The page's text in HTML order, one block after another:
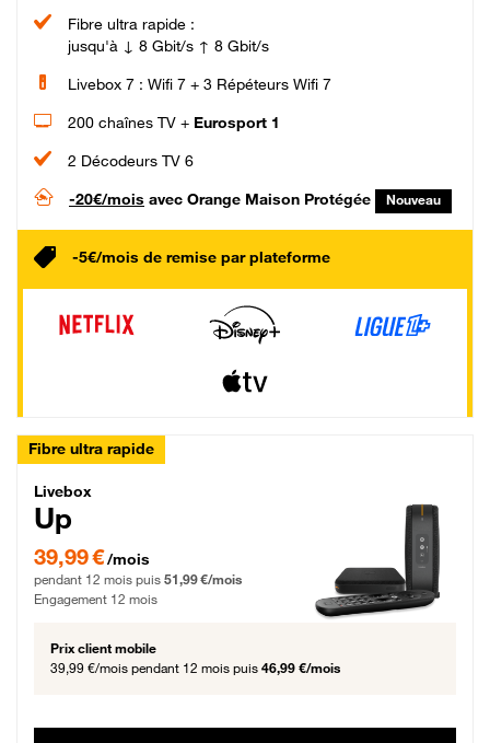
Fibre ultra rapide :
jusqu'à ↓ 8 Gbit/s ↑ 8 Gbit/s
Livebox 7 : Wifi 7 + 3 Répéteurs Wifi 7
200 chaînes TV + Eurosport 1
2 Décodeurs TV 6
-20€/mois avec Orange Maison Protégée Nouveau
-5€/mois de remise par plateforme
Fibre ultra rapide
Livebox Up Fibre
Livebox
Up
39,99 € par mois pendant 12 mois puis 51,99 € par mois, Engagement 12 mois
39,99 €/mois
pendant 12 mois puis 51,99 €/mois
Engagement 12 mois
Prix client mobile
39,99 €/mois pendant 12 mois puis 46,99 €/mois